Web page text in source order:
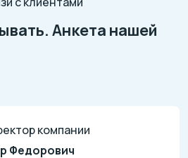
Анкета нашей
компании
Федорович